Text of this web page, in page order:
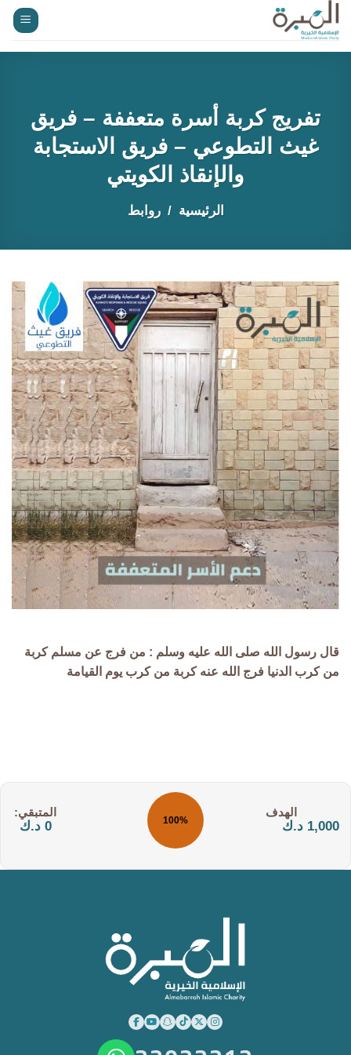
تخطي
للمحتوى
تفريج كربة أسرة متعففة – فريق
غيث التطوعي – فريق الاستجابة
والإنقاذ الكويتي
الرئيسية روابط
قال رسول الله صلى الله عليه وسلم : من فرج عن مسلم كربة
من كرب الدنيا فرج الله عنه كربة من كرب يوم القيامة
1,000 د.ك 100%
المتبقي:
0 د.ك